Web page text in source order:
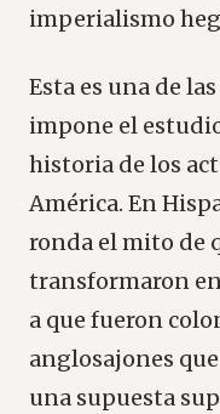
imperialismo
Esta es una de
impone el
historia de los
América. En
ronda el mito de
transformaron
a que fueron
anglosajones
una supuesta